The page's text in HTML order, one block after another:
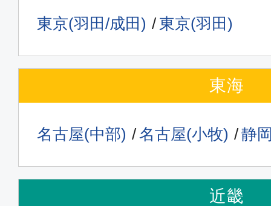
東京(羽田/成田) 東京(羽田)
東海
名古屋(中部) 名古屋(小牧) 静
近畿